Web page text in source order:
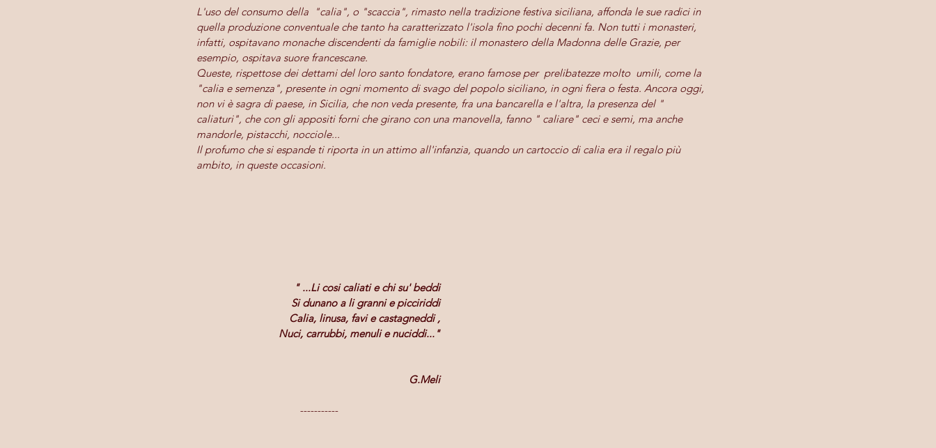
L'uso del consumo della  "calia", o "scaccia", rimasto nella tradizione festiva siciliana, affonda le sue radici in
quella produzione conventuale che tanto ha caratterizzato l'isola fino pochi decenni fa. Non tutti i monasteri,
infatti, ospitavano monache discendenti da famiglie nobili: il monastero della Madonna delle Grazie, per
esempio, ospitava suore francescane.
Queste, rispettose dei dettami del loro santo fondatore, erano famose per  prelibatezze molto  umili, come la
"calia e semenza", presente in ogni momento di svago del popolo siciliano, in ogni fiera o festa. Ancora oggi,
non vi è sagra di paese, in Sicilia, che non veda presente, fra una bancarella e l'altra, la presenza del "
caliaturi", che con gli appositi forni che girano con una manovella, fanno " caliare" ceci e semi, ma anche
mandorle, pistacchi, nocciole...
Il profumo che si espande ti riporta in un attimo all'infanzia, quando un cartoccio di calia era il regalo più
ambito, in queste occasioni.
" ...Li cosi caliati e chi su' beddi
Si dunano a li granni e picciriddi
Calia, linusa, favi e castagneddi ,
Nuci, carrubbi, menuli e nuciddi..."
G.Meli
-----------